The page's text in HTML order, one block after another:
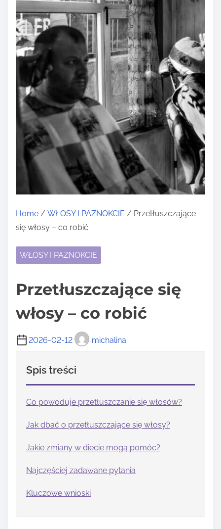
Home / WŁOSY I PAZNOKCIE / Przetłuszczające
się włosy – co robić
WŁOSY I PAZNOKCIE
Przetłuszczające się
włosy – co robić
2026-02-12 michalina
Spis treści
Co powoduje przetłuszczanie się włosów?
Jak dbać o przetłuszczające się włosy?
Jakie zmiany w diecie mogą pomóc?
Najczęściej zadawane pytania
Kluczowe wnioski